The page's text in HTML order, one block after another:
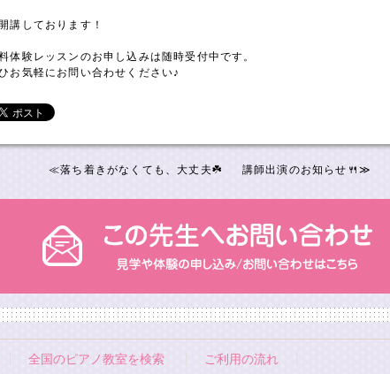
講しております！
体験レッスンのお申し込みは随時受付中です。
お気軽にお問い合わせください♪
≪落ち着きがなくても、大丈夫☘️ 講師出演のお知らせ🍴 ≫
全国のピアノ教室を検索 ご利用の流れ